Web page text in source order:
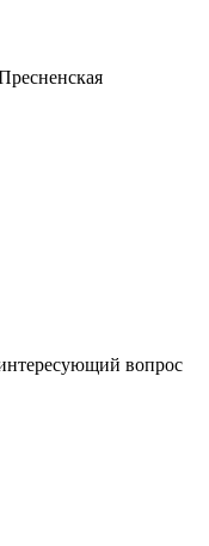
вопрос